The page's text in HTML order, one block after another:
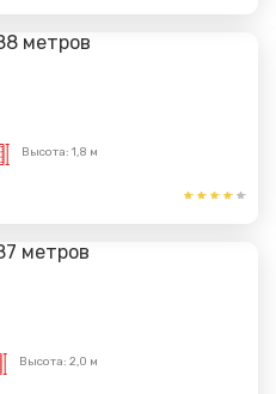
Высота: 1,8 м
Высота: 2,0 м